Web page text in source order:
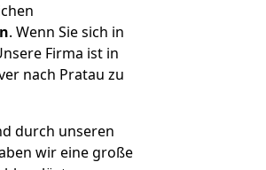
. Wenn Sie sich in
Firma ist in
nach Pratau zu
durch unseren
wir eine große